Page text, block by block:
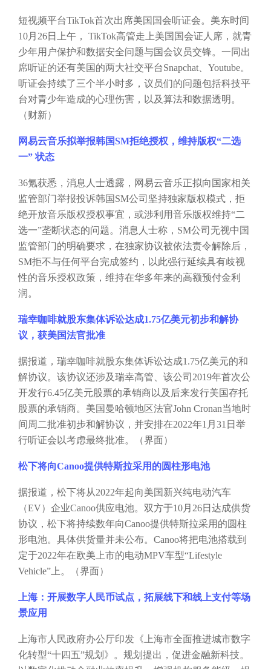
短视频平台TikTok首次出席美国国会听证会。美东时间
10月26日上午， TikTok高管走上美国国会证人席，就青
少年用户保护和数据安全问题与国会议员交锋。一同出
席听证的还有美国的两大社交平台Snapchat、Youtube。
听证会持续了三个半小时多，议员们的问题包括科技平
台对青少年造成的心理伤害，以及算法和数据透明。
（财新）
网易云音乐拟举报韩国SM拒绝授权，维持版权“二选
一” 状态
36氪获悉，消息人士透露，网易云音乐正拟向国家相关
监管部门举报投诉韩国SM公司坚持独家版权模式，拒
绝开放音乐版权授权事宜，或涉利用音乐版权维持“二
选一”垄断状态的问题。消息人士称，SM公司无视中国
监管部门的明确要求，在独家协议被依法责令解除后，
SM拒不与任何平台完成签约，以此强行延续具有歧视
性的音乐授权政策，维持在华多年来的高额预付金利
润。
瑞幸咖啡就股东集体诉讼达成1.75亿美元初步和解协
议，获美国法官批准
据报道，瑞幸咖啡就股东集体诉讼达成1.75亿美元的和
解协议。该协议还涉及瑞幸高管、该公司2019年首次公
开发行6.45亿美元股票的承销商以及后来发行美国存托
股票的承销商。美国曼哈顿地区法官John Cronan当地时
间周二批准初步和解协议，并安排在2022年1月31日举
行听证会以考虑最终批准。（界面）
松下将向Canoo提供特斯拉采用的圆柱形电池
据报道，松下将从2022年起向美国新兴纯电动汽车
（EV）企业Canoo供应电池。双方于10月26日达成供货
协议，松下将持续数年向Canoo提供特斯拉采用的圆柱
形电池。具体供货量并未公布。Canoo将把电池搭载到
定于2022年在欧美上市的电动MPV车型“Lifestyle
Vehicle”上。（界面）
上海：开展数字人民币试点，拓展线下和线上支付等场
景应用
上海市人民政府办公厅印发《上海市全面推进城市数字
化转型“十四五”规划》。规划提出，促进金融新科技。